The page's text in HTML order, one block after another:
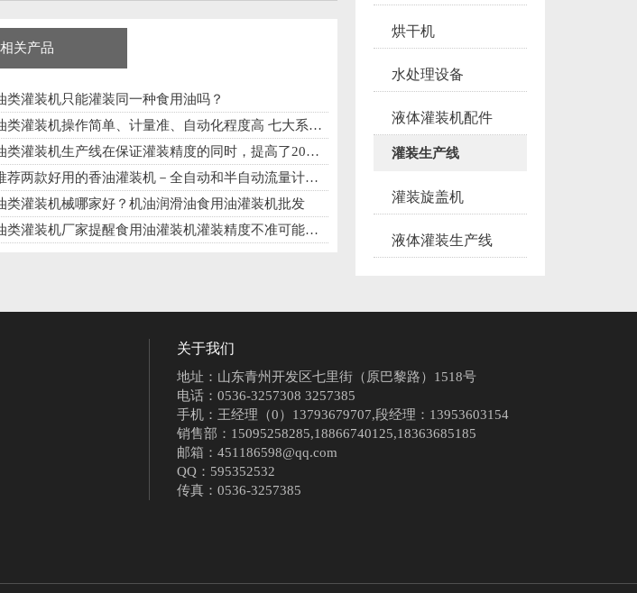
相关产品
类灌装机只能灌装同一种食用油吗？
类灌装机操作简单、计量准、自动化程度高 七大系统介绍
类灌装机生产线在保证灌装精度的同时，提高了20%-35%的灌装速度
荐两款好用的香油灌装机－全自动和半自动流量计式油类灌装机
类灌装机械哪家好？机油润滑油食用油灌装机批发
类灌装机厂家提醒食用油灌装机灌装精度不准可能与阀门弹簧压力有关
烘干机
水处理设备
液体灌装机配件
灌装生产线
灌装旋盖机
液体灌装生产线
关于我们
地址：山东青州开发区七里街（原巴黎路）1518号
电话：0536-3257308 3257385
手机：王经理（0）13793679707,段经理：13953603154
销售部：15095258285,18866740125,18363685185
邮箱：451186598@qq.com
QQ：595352532
传真：0536-3257385